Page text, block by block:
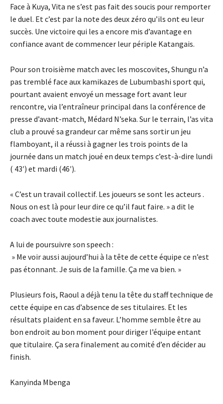
Face à Kuya, Vita ne s’est pas fait des soucis pour remporter
le duel. Et c’est par la note des deux zéro qu’ils ont eu leur
succès. Une victoire qui les a encore mis d’avantage en
confiance avant de commencer leur périple Katangais.
Pour son troisième match avec les moscovites, Shungu n’a
pas tremblé face aux kamikazes de Lubumbashi sport qui,
pourtant avaient envoyé un message fort avant leur
rencontre, via l’entraîneur principal dans la conférence de
presse d’avant-match, Médard N’seka. Sur le terrain, l’as vita
club a prouvé sa grandeur car même sans sortir un jeu
flamboyant, il a réussi à gagner les trois points de la
journée dans un match joué en deux temps c’est-à-dire lundi
( 43′) et mardi (46′).
« C’est un travail collectif. Les joueurs se sont les acteurs .
Nous on est là pour leur dire ce qu’il faut faire. » a dit le
coach avec toute modestie aux journalistes.
A lui de poursuivre son speech :
» Me voir aussi aujourd’hui à la tête de cette équipe ce n’est
pas étonnant. Je suis de la famille. Ça me va bien. »
Plusieurs fois, Raoul a déjà tenu la tête du staff technique de
cette équipe en cas d’absence de ses titulaires. Et les
résultats plaident en sa faveur. L’homme semble être au
bon endroit au bon moment pour diriger l’équipe entant
que titulaire. Ça sera finalement au comité d’en décider au
finish.
Kanyinda Mbenga